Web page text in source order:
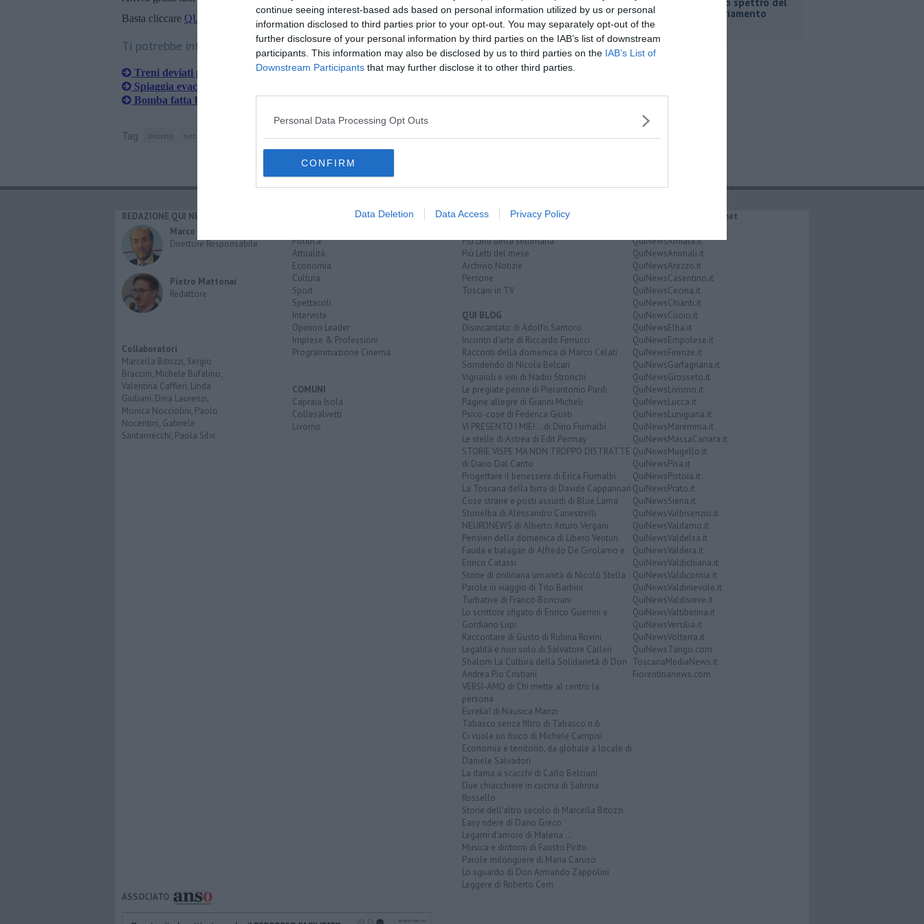
continue seeing interest-based ads based on personal information utilized by us or personal
information disclosed to third parties prior to your opt-out. You may separately opt-out of the
further disclosure of your personal information by third parties on the IAB’s list of downstream
participants. This information may also be disclosed by us to third parties on the IAB’s List of
Downstream Participants that may further disclose it to other third parties.
Personal Data Processing Opt Outs
CONFIRM
Data Deletion Data Access Privacy Policy
Basta cliccare QUI
Ti potrebbe interessare anche:
Treni deviati per rimuovere l'ordigno bellico
Spiaggia evacuata per sospetta bomba
Bomba fatta brillare al largo di Livorno
Tag livorno seconda guerra mondiale
commissariamento
REDAZIONE QUI NEWS
Marco Migli
Direttore Responsabile
Pietro Mattonai
Redattore
Collaboratori
Marcella Bitozzi, Sergio
Braccini, Michele Bufalino,
Valentina Caffieri, Linda
Giuliani, Dina Laurenzi,
Monica Nocciolini, Paolo
Nocentini, Gabriele
Santarnecchi, Paola Silvi.
Politica
Attualità
Economia
Cultura
Sport
Spettacoli
Interviste
Opinion Leader
Imprese & Professioni
Programmazione Cinema
COMUNI
Capraia Isola
Collesalvetti
Livorno
RUBRICHE
Più Letti della settimana
Più Letti del mese
Archivio Notizie
Persone
Toscani in TV
QUI BLOG
Disincantato di Adolfo Santoro
Incontri d'arte di Riccardo Ferrucci
Racconti della domenica di Marco Celati
Sorridendo di Nicola Belcari
Vignaioli e vini di Nadio Stronchi
Le pregiate penne di Pierantonio Pardi
Pagine allegre di Gianni Micheli
Psico-cose di Federica Giusti
VI PRESENTO I MIEI... di Dino Fiumalbi
Le stelle di Astrea di Edit Permay
STORIE VISPE MA NON TROPPO DISTRATTE
di Dario Dal Canto
Progettare il benessere di Erica Fiumalbi
La Toscana della birra di Davide Cappannari
Cose strane e posti assurdi di Blue Lama
Storielba di Alessandro Canestrelli
NEURONEWS di Alberto Arturo Vergani
Pensieri della domenica di Libero Venturi
Fauda e balagan di Alfredo De Girolamo e
Enrico Catassi
Storie di ordinaria umanità di Nicolò Stella
Parole in viaggio di Tito Barbini
Turbative di Franco Bonciani
Lo scrittore sfigato di Enrico Guerrini e
Gordiano Lupi
Raccontare di Gusto di Rubina Rovini
Legalità e non solo di Salvatore Calleri
Shalom La Cultura della Solidarietà di Don
Andrea Pio Cristiani
VERSI-AMO di Chi mette al centro la
persona
Eureka! di Nausica Manzi
Tabasco senza filtro di Tabasco n.6
Ci vuole un fisico di Michele Campisi
Economia e territorio, da globale a locale di
Daniele Salvadori
La dama a scacchi di Carlo Belciani
Due chiacchiere in cucina di Sabrina
Rossello
Storie dell'altro secolo di Marcella Bitozzi
Easy ridere di Dario Greco
Legami d'amore di Malena ...
Musica e dintorni di Fausto Pirìto
Parole milonguere di Maria Caruso
Lo sguardo di Don Armando Zappolini
Leggere di Roberto Cerri
IL NETWORK QuiNews.net
QuiNewsAmiata.it
QuiNewsAnimali.it
QuiNewsArezzo.it
QuiNewsCasentino.it
QuiNewsCecina.it
QuiNewsChianti.it
QuiNewsCuoio.it
QuiNewsElba.it
QuiNewsEmpolese.it
QuiNewsFirenze.it
QuiNewsGarfagnana.it
QuiNewsGrosseto.it
QuiNewsLivorno.it
QuiNewsLucca.it
QuiNewsLunigiana.it
QuiNewsMaremma.it
QuiNewsMassaCarrara.it
QuiNewsMugello.it
QuiNewsPisa.it
QuiNewsPistoia.it
QuiNewsPrato.it
QuiNewsSiena.it
QuiNewsValbisenzio.it
QuiNewsValdarno.it
QuiNewsValdelsa.it
QuiNewsValdera.it
QuiNewsValdichiana.it
QuiNewsValdicornia.it
QuiNewsValdinievole.it
QuiNewsValdisieve.it
QuiNewsValtiberina.it
QuiNewsVersilia.it
QuiNewsVolterra.it
QuiNewsTango.com
ToscanaMediaNews.it
Fiorentinanews.com
ASSOCIATO